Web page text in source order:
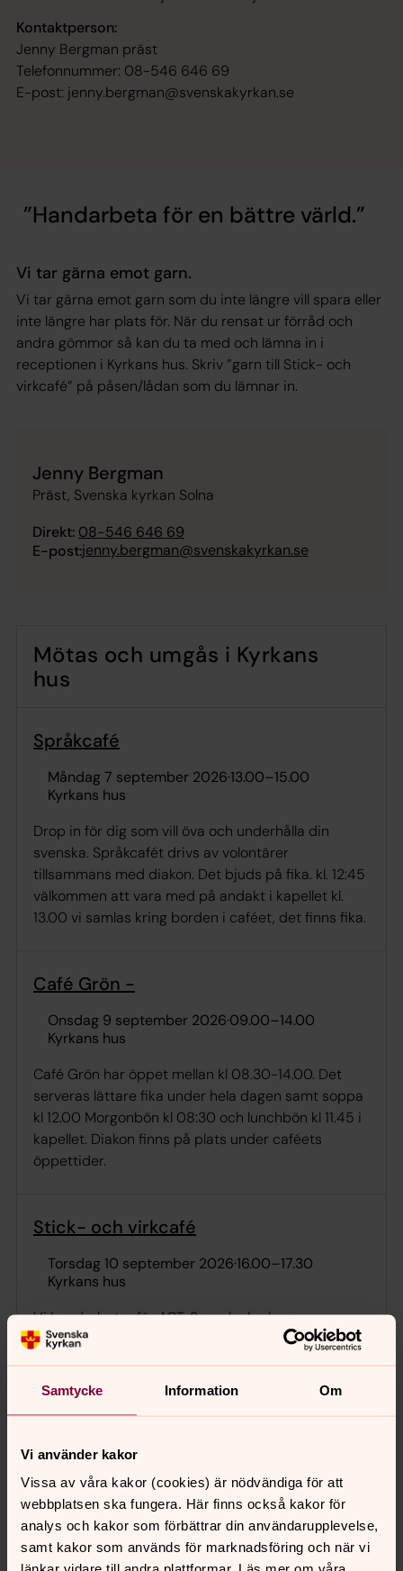
Samtycke Information Om
Vi använder kakor
Vissa av våra kakor (cookies) är nödvändiga för att
webbplatsen ska fungera. Här finns också kakor för
analys och kakor som förbättrar din användarupplevelse,
samt kakor som används för marknadsföring och när vi
Kontaktperson:
Jenny Bergman präst
Telefonnummer: 08-546 646 69
E-post: jenny.bergman@svenskakyrkan.se
Handarbeta för en bättre värld.
Vi tar gärna emot garn.
Vi tar gärna emot garn som du inte längre vill spara eller
inte längre har plats för. När du rensat ur förråd och
andra gömmor så kan du ta med och lämna in i
receptionen i Kyrkans hus. Skriv ”garn till Stick- och
virkcafé” på påsen/lådan som du lämnar in.
Jenny Bergman
Präst, Svenska kyrkan Solna
Direkt: 08-546 646 69
E-post:jenny.bergman@svenskakyrkan.se
Mötas och umgås i Kyrkans
hus
Språkcafé
måndag 7 september 2026·13.00–15.00
Kyrkans hus
Drop in för dig som vill öva och underhålla din
svenska. Språkcafét drivs av volontärer
tillsammans med diakon. Det bjuds på fika. kl. 12:45
välkommen att vara med på andakt i kapellet kl.
13.00 vi samlas kring borden i caféet, det finns fika.
Café Grön -
onsdag 9 september 2026·09.00–14.00
Kyrkans hus
Café Grön har öppet mellan kl 08.30-14.00. Det
serveras lättare fika under hela dagen samt soppa
kl 12.00 Morgonbön kl 08:30 och lunchbön kl 11.45 i
kapellet. Diakon finns på plats under caféets
öppettider.
Stick- och virkcafé
torsdag 10 september 2026·16.00–17.30
Kyrkans hus
Vi handarbetar för ACT, Svenska kyrkans
hjälparbete. Garn, stickor, virknålar och fika finns. Vi
träffas varannan torsdag, ojämna veckor, i Kyrkans
hus. Varmt välkomna.
Språkcafé
måndag 14 september 2026·13.00–15.00
Kyrkans hus
Drop in för dig som vill öva och underhålla din
svenska. Språkcafét drivs av volontärer